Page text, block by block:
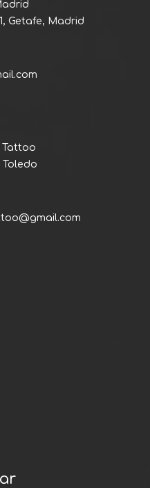
Getafe, Madrid
Tattoo
Toledo